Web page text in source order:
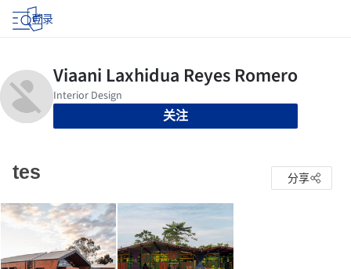
登录
关注
tes 分享